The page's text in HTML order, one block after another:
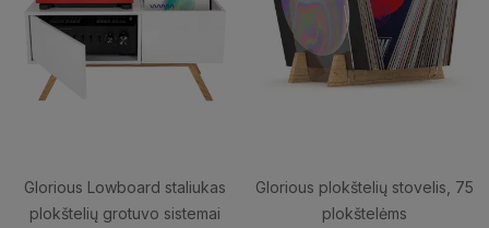
Glorious Lowboard staliukas
plokštelių grotuvo sistemai
Glorious plokštelių stovelis, 75
plokštelėms